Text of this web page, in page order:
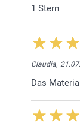
1 Stern
Claudia,
Das